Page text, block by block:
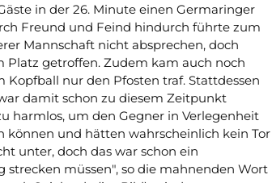
in der 26. Minute einen Germaringer
Freund und Feind hindurch führte zum
Mannschaft nicht absprechen, doch
Platz getroffen. Zudem kam auch noch
Kopfball nur den Pfosten traf. Stattdessen
damit schon zu diesem Zeitpunkt
harmlos, um den Gegner in Verlegenheit
und hätten wahrscheinlich kein Tor
unter, doch das war schon ein
strecken müssen", so die mahnenden Wort